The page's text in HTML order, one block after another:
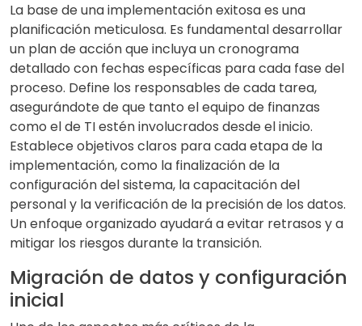
La base de una implementación exitosa es una
planificación meticulosa. Es fundamental desarrollar
un plan de acción que incluya un cronograma
detallado con fechas específicas para cada fase del
proceso. Define los responsables de cada tarea,
asegurándote de que tanto el equipo de finanzas
como el de TI estén involucrados desde el inicio.
Establece objetivos claros para cada etapa de la
implementación, como la finalización de la
configuración del sistema, la capacitación del
personal y la verificación de la precisión de los datos.
Un enfoque organizado ayudará a evitar retrasos y a
mitigar los riesgos durante la transición.
Migración de datos y configuración
inicial